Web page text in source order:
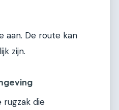
aan. De route kan
zijn.
rugzak die